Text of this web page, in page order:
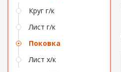
Круг г/к
Лист г/к
Поковка
Лист х/к